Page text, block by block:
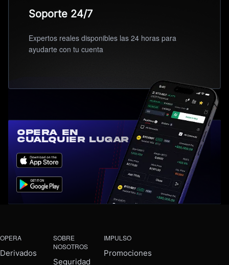
Soporte 24/7
Expertos reales disponibles las 24 horas para
ayudarte con tu cuenta
Opera en
cualquier lugar
OPERA
Derivados
SOBRE
NOSOTROS
Seguridad
IMPULSO
Promociones